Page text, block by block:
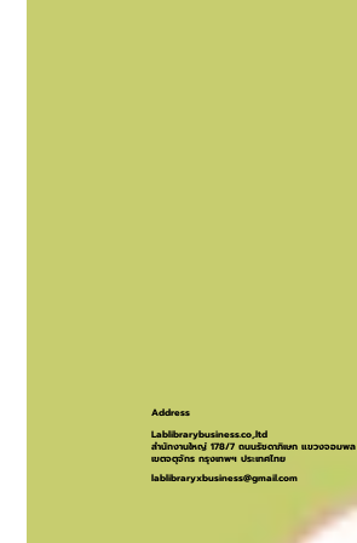
Address
Lablibrarybusiness.co,.ltd
สำนักงานใหญ่ 178/7 ถนนรัชดาภิเษก แขวงจอมพล
เขตจตุจักร กรุงเทพฯ ประเทศไทย
lablibraryxbusiness@gmail.com